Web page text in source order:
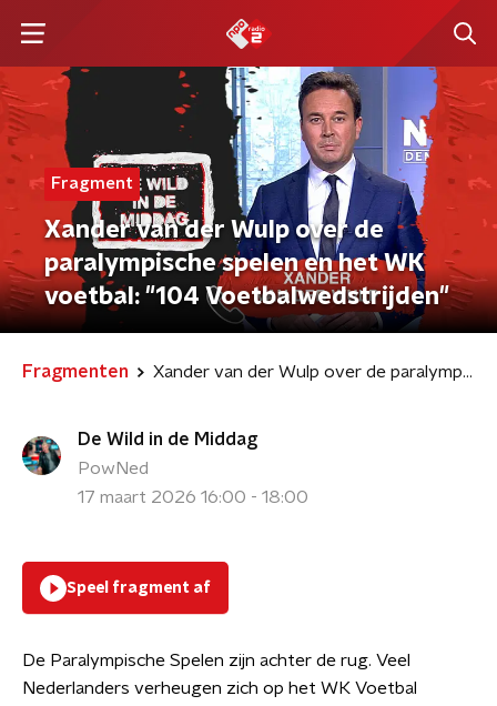
Fragment
Xander van der Wulp over de
paralympische spelen en het WK
voetbal: "104 Voetbalwedstrijden"
Fragmenten Xander van der Wulp over de paralympische spelen en het WK voetbal: "104 Voetbalwedstrijden"
De Wild in de Middag
PowNed
17 maart 2026 16:00 - 18:00
Speel fragment af
De Paralympische Spelen zijn achter de rug. Veel
Nederlanders verheugen zich op het WK Voetbal